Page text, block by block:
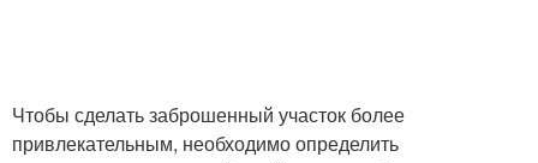
Чтобы сделать заброшенный участок более
привлекательным, необходимо определить